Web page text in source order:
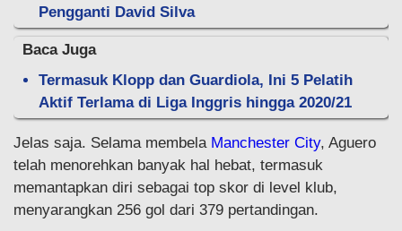
Pengganti David Silva
Baca Juga
Termasuk Klopp dan Guardiola, Ini 5 Pelatih
Aktif Terlama di Liga Inggris hingga 2020/21
Jelas saja. Selama membela Manchester City, Aguero
telah menorehkan banyak hal hebat, termasuk
memantapkan diri sebagai top skor di level klub,
menyarangkan 256 gol dari 379 pertandingan.